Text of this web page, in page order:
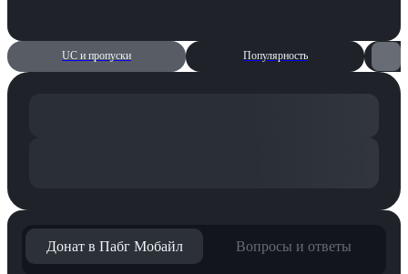
UC и пропуски Популярность
Донат в Пабг Мобайл Вопросы и ответы